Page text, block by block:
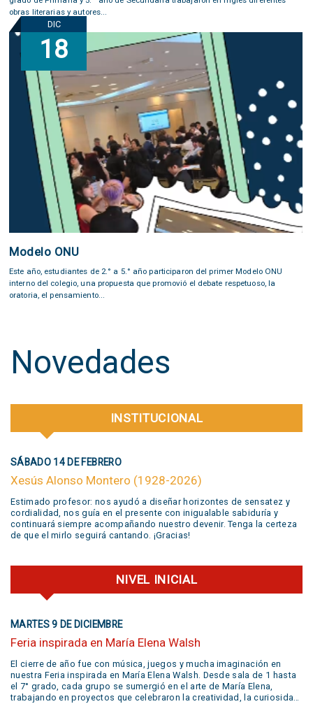
obras literarias y autores...
DIC
18
Modelo ONU
Este año, estudiantes de 2.° a 5.° año participaron del primer Modelo ONU
interno del colegio, una propuesta que promovió el debate respetuoso, la
oratoria, el pensamiento...
Novedades
INSTITUCIONAL
SÁBADO 14 DE FEBRERO
Xesús Alonso Montero (1928-2026)
Estimado profesor: nos ayudó a diseñar horizontes de sensatez y
cordialidad, nos guía en el presente con inigualable sabiduría y
continuará siempre acompañando nuestro devenir. Tenga la certeza
de que el mirlo seguirá cantando. ¡Gracias!
NIVEL INICIAL
MARTES 9 DE DICIEMBRE
Feria inspirada en María Elena Walsh
El cierre de año fue con música, juegos y mucha imaginación en
nuestra Feria inspirada en María Elena Walsh. Desde sala de 1 hasta
el 7° grado, cada grupo se sumergió en el arte de María Elena,
trabajando en proyectos que celebraron la creatividad, la curiosidad,